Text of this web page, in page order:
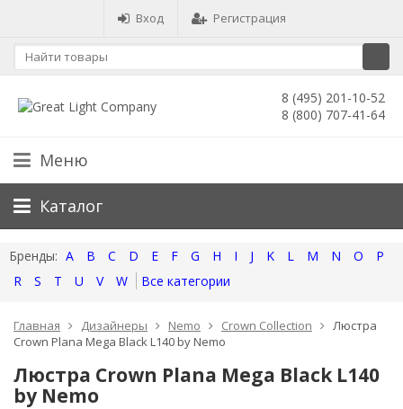
Вход Регистрация
8 (495) 201-10-52
8 (800) 707-41-64
Меню
Каталог
A B C D E F G H I J K L M N O
P
R
S T U V W Все категории
Главная Дизайнеры Nemo Crown Collection
Люстра
Crown Plana Mega Black L140 by Nemo
Люстра Crown Plana Mega Black L140
by Nemo